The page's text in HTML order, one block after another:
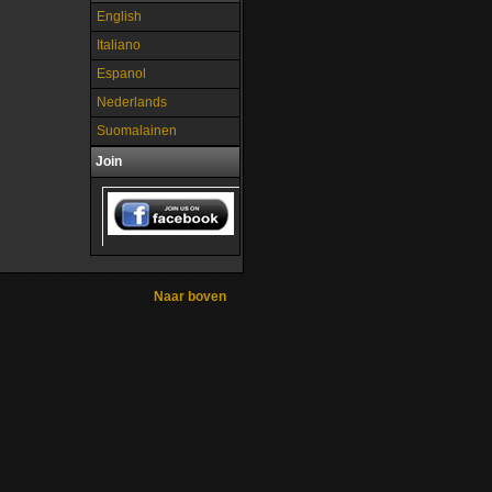
English
Italiano
Espanol
Nederlands
Suomalainen
Join
Naar boven